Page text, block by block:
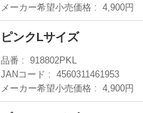
メーカー希望小売価格
4,900円
ピンクLサイズ
品番
918802PKL
JANコード
4560311461953
メーカー希望小売価格
4,900円